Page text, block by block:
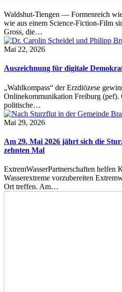
Waldshut-Tiengen — Formenreich
wie aus einem Science-Fiction-Film
Gross, die…
Mai 22, 2026
Auszeichnung für digitale
„Wahlkompass“ der Erzdiözese
Onlinekommunikation Freiburg
politische…
Mai 29, 2026
Am 29. Mai 2026 jährt sich die
zehnten Mal
ExtremWasserPartnerschaften helfen
Wasserextreme vorzubereiten
Ort treffen. Am…